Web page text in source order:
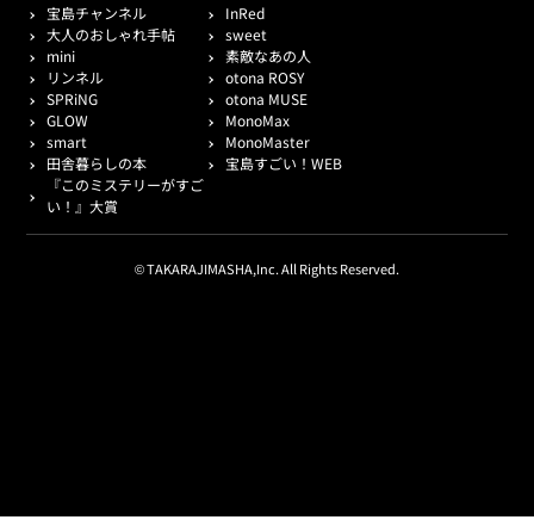
宝島チャンネル
InRed
大人のおしゃれ手帖
sweet
mini
素敵なあの人
リンネル
otona ROSY
SPRiNG
otona MUSE
GLOW
MonoMax
smart
MonoMaster
田舎暮らしの本
宝島すごい！WEB
『このミステリーがすご
い！』大賞
© TAKARAJIMASHA,Inc. All Rights Reserved.